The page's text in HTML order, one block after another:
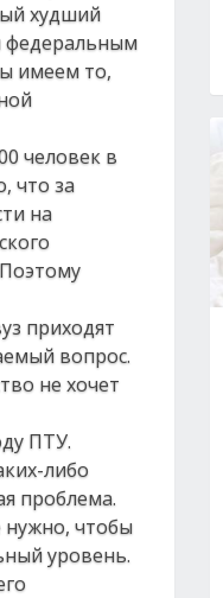
худший
федеральным
имеем то,
человек в
что за
на
приходят
вопрос.
не хочет
ПТУ.
либо
проблема.
нужно, чтобы
уровень.